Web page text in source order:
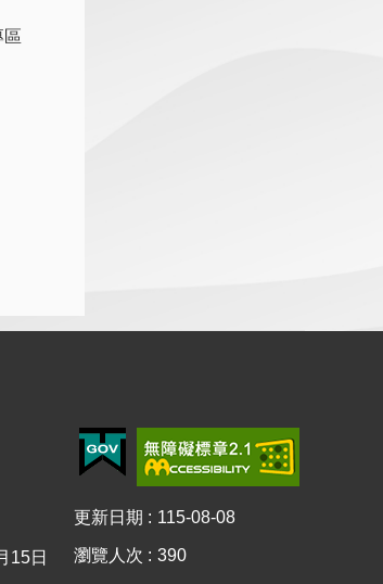
區
15日
更新日期 115-08-08
瀏覽人次 390